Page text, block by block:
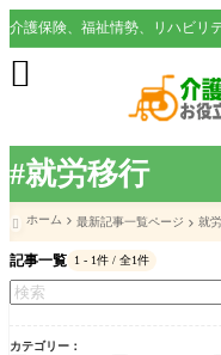
#就労移行

 ホーム 最新記事一覧ページ 就
記事一覧 1 - 1件 / 全1件
カテゴリー